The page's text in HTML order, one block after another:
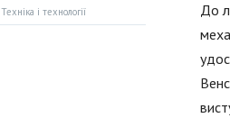
До
Техніка і технології